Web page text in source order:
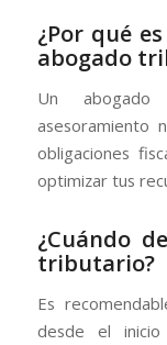
¿Por qué
abogado
Un
asesoramiento
obligaciones
optimizar tus
¿Cuándo
tributario?
Es
desde el